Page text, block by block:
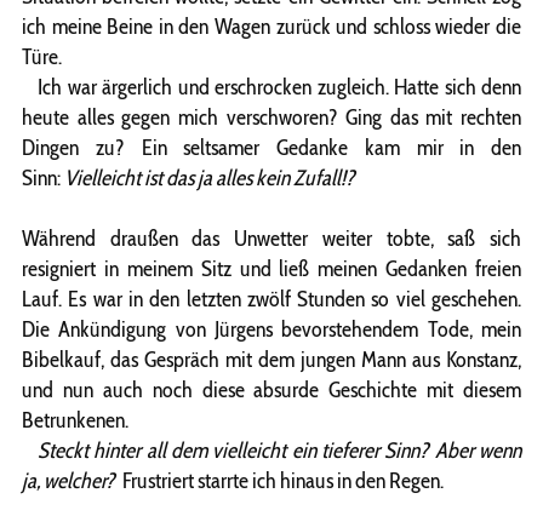
ich meine Beine in den Wagen zurück und schloss wieder die
Türe.
Ich war ärgerlich und erschrocken zugleich. Hatte sich denn
heute alles gegen mich verschworen? Ging das mit rechten
Dingen zu? Ein seltsamer Gedanke kam mir in den
Sinn: Vielleicht ist das ja alles kein Zufall!?
Während draußen das Unwetter weiter tobte, saß sich
resigniert in meinem Sitz und ließ meinen Gedanken freien
Lauf. Es war in den letzten zwölf Stunden so viel geschehen.
Die Ankündigung von Jürgens bevorstehendem Tode, mein
Bibelkauf, das Gespräch mit dem jungen Mann aus Konstanz,
und nun auch noch diese absurde Geschichte mit diesem
Betrunkenen.
Steckt hinter all dem vielleicht ein tieferer Sinn? Aber wenn
ja, welcher?Frustriert starrte ich hinaus in den Regen.